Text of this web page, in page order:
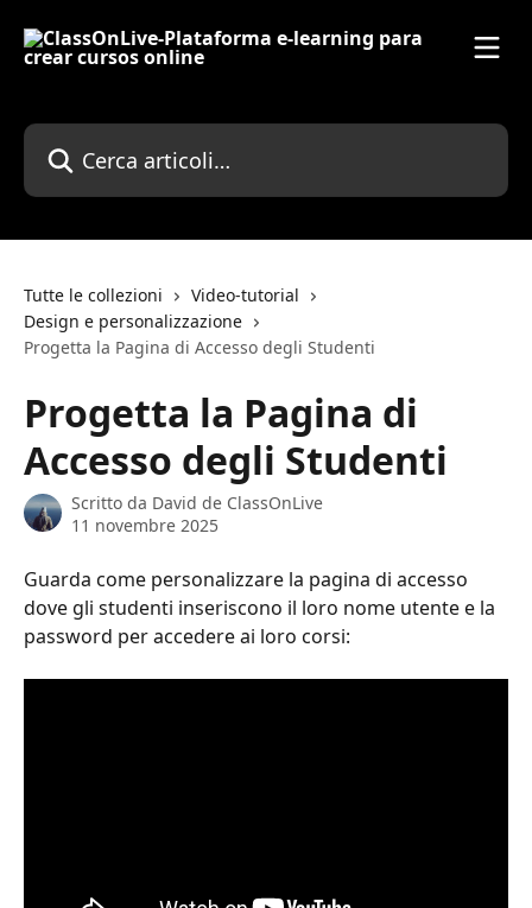
Cerca articoli…
Tutte le collezioni
Video-tutorial
Design e personalizzazione
Progetta la Pagina di Accesso degli Studenti
Progetta la Pagina di
Accesso degli Studenti
Scritto da David de ClassOnLive
11 novembre 2025
Guarda come personalizzare la pagina di accesso
dove gli studenti inseriscono il loro nome utente e la
password per accedere ai loro corsi: